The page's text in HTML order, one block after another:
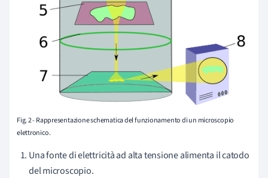
Fig. 2 - Rappresentazione schematica del funzionamento di un microscopio
elettronico.
Una fonte di elettricità ad alta tensione alimenta il catodo
del microscopio.